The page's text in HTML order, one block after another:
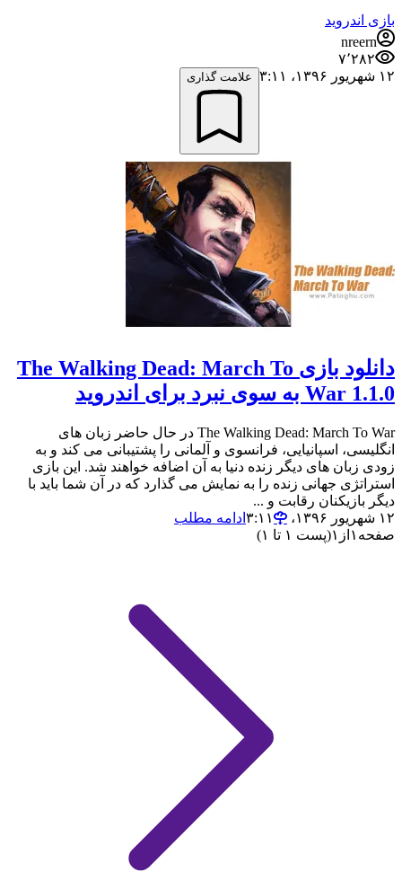
بازی اندروید
nreern
۷٬۲۸۲
۱۲ شهریور ۱۳۹۶،‏ ۳:۱۱
علامت گذاری
دانلود بازی The Walking Dead: March To
War 1.1.0 به سوی نبرد برای اندروید
The Walking Dead: March To War در حال حاضر زبان های
انگلیسی، اسپانیایی، فرانسوی و آلمانی را پشتیبانی می کند و به
زودی زبان های دیگر زنده دنیا به آن اضافه خواهند شد. این بازی
استراتژی جهانی زنده را به نمایش می گذارد که در آن شما باید با
دیگر بازیکنان رقابت و ...
۱۲ شهریور ۱۳۹۶،‏ ۳:۱۱
ادامه مطلب
صفحه ۱ از ۱(پست ۱ تا ۱)